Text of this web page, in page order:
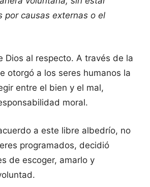
por causas externas o el
Dios al respecto. A través de la
otorgó a los seres humanos la
entre el bien y el mal,
moral.
a este libre albedrío, no
programados, decidió
de escoger, amarlo y